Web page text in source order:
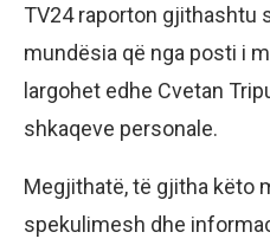
TV24 raporton gjithashtu
mundësia që nga posti i
largohet edhe Cvetan
shkaqeve personale.
Megjithatë, të gjitha këto
spekulimesh dhe